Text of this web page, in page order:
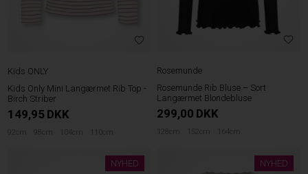
Kids ONLY
Kids Only Mini Langærmet Rib Top -
Birch Striber
149,95 DKK
92cm 98cm 104cm 110cm
Rosemunde
Rosemunde Rib Bluse – Sort
Langærmet Blondebluse
299,00 DKK
128cm 152cm 164cm
NYHED NYHED